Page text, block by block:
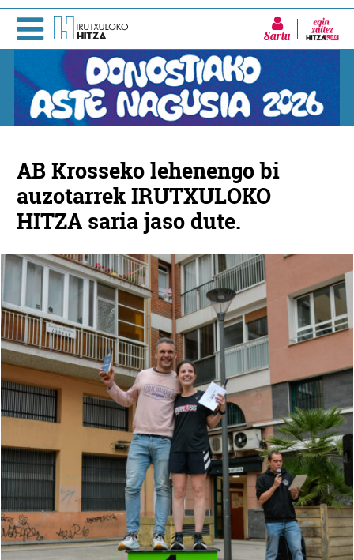
Sartu
AB Krosseko lehenengo bi
auzotarrek IRUTXULOKO
HITZA saria jaso dute.